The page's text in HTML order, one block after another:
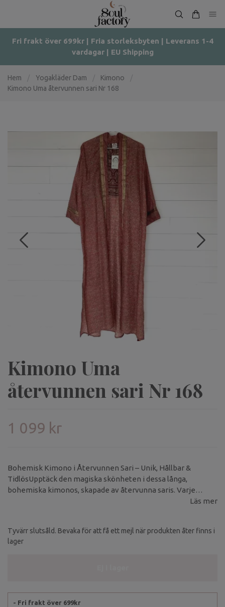
Fri frakt över 699kr | Fria storleksbyten | Leverans 1-4
vardagar | EU Shipping
Hem Yogakläder Dam Kimono
Kimono Uma återvunnen sari Nr 168
Kimono Uma
återvunnen sari Nr 168
1 099 kr
Bohemisk Kimono i Återvunnen Sari – Unik, Hållbar &
TidlösUpptäck den magiska skönheten i dessa långa,
bohemiska kimonos, skapade av återvunna saris. Varje
kimono är helt unik i både mönster och färg – det finns inte
Läs mer
Tyvärr slutsåld. Bevaka för att få ett mejl när produkten åter finns i
lager
- Fri frakt över 699kr